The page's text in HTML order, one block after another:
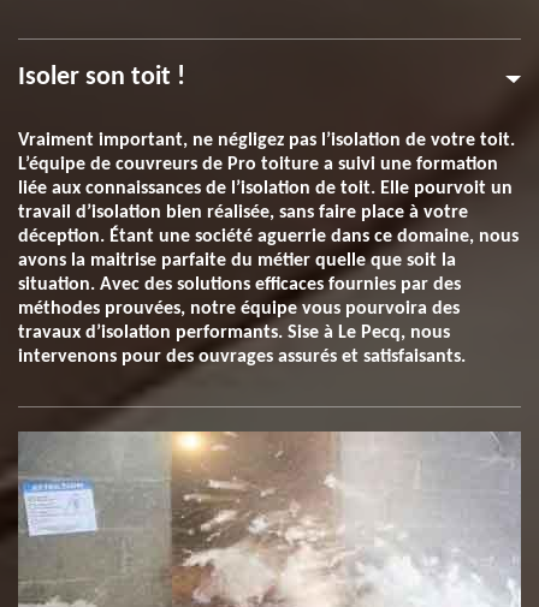
Isoler son toit !
Vraiment important, ne négligez pas l’isolation de votre toit.
L’équipe de couvreurs de Pro toiture a suivi une formation
liée aux connaissances de l’isolation de toit. Elle pourvoit un
travail d’isolation bien réalisée, sans faire place à votre
déception. Étant une société aguerrie dans ce domaine, nous
avons la maitrise parfaite du métier quelle que soit la
situation. Avec des solutions efficaces fournies par des
méthodes prouvées, notre équipe vous pourvoira des
travaux d’isolation performants. Sise à Le Pecq, nous
intervenons pour des ouvrages assurés et satisfaisants.